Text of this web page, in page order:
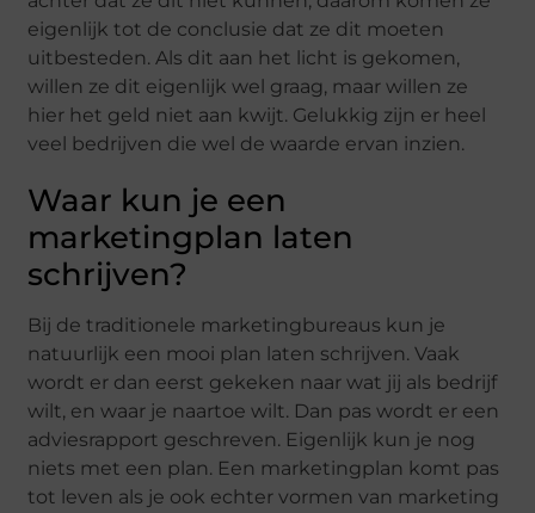
eigenlijk tot de conclusie dat ze dit moeten
uitbesteden. Als dit aan het licht is gekomen,
willen ze dit eigenlijk wel graag, maar willen ze
hier het geld niet aan kwijt. Gelukkig zijn er heel
veel bedrijven die wel de waarde ervan inzien.
Waar kun je een
marketingplan laten
schrijven?
Bij de traditionele marketingbureaus kun je
natuurlijk een mooi plan laten schrijven. Vaak
wordt er dan eerst gekeken naar wat jij als bedrijf
wilt, en waar je naartoe wilt. Dan pas wordt er een
adviesrapport geschreven. Eigenlijk kun je nog
niets met een plan. Een marketingplan komt pas
tot leven als je ook echter vormen van marketing